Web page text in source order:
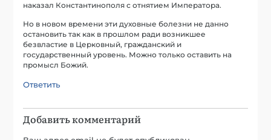
наказал Константинополя с отнятием Императора.
Но в новом времени эти духовные болезни не данно
остановить так как в прошлом ради возникшее
безвластие в Церковный, гражданский и
государственный уровень. Можно только оставить на
промысл Божий.
Ответить
Добавить комментарий